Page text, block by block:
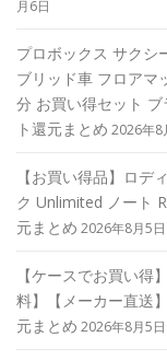
月6日
プロボックス サクシ
ブリッド車 フロアマ
分 お買い得セット
ト還元まとめ 2026年8
【お買い得品】ロデ
ク Unlimited ノート
元まとめ 2026年8月5日
【ケースでお買い得
料】【メーカー直送
元まとめ 2026年8月5日